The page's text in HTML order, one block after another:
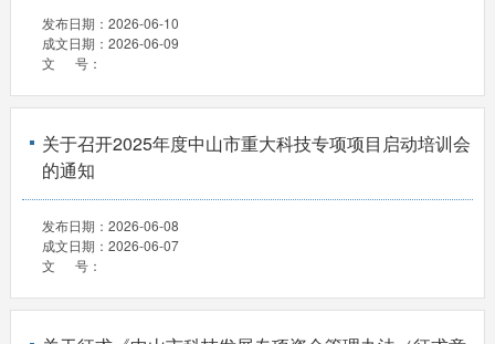
发布日期： 2026-06-10
成文日期： 2026-06-09
文 号：
关于召开2025年度中山市重大科技专项项目启动培训会
的通知
发布日期： 2026-06-08
成文日期： 2026-06-07
文 号：